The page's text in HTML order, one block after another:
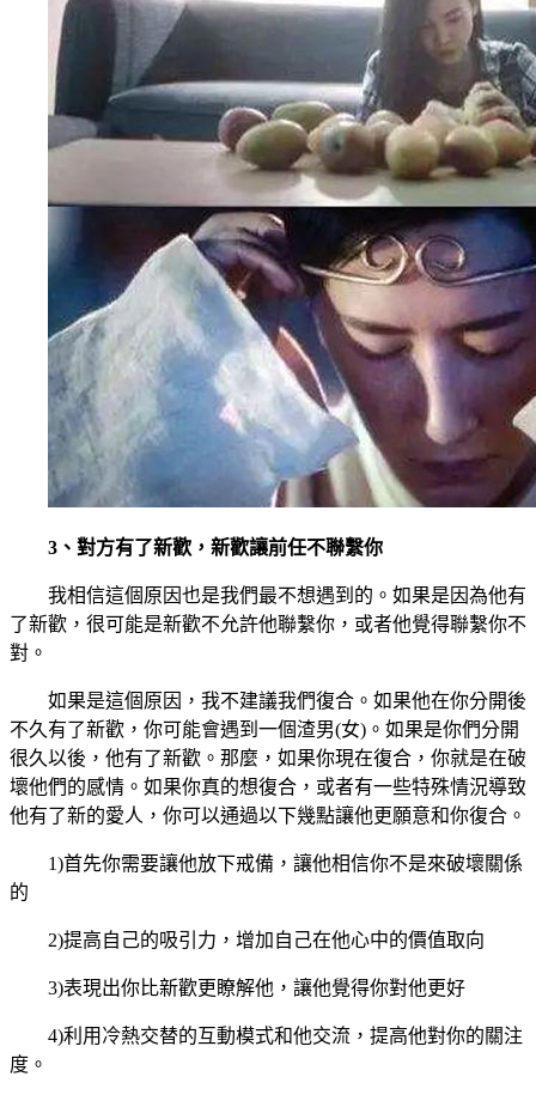
3、對方有了新歡，新歡讓前任不聯繫你
我相信這個原因也是我們最不想遇到的。如果是因為他有
了新歡，很可能是新歡不允許他聯繫你，或者他覺得聯繫你不
對。
如果是這個原因，我不建議我們復合。如果他在你分開後
不久有了新歡，你可能會遇到一個渣男(女)。如果是你們分開
很久以後，他有了新歡。那麼，如果你現在復合，你就是在破
壞他們的感情。如果你真的想復合，或者有一些特殊情況導致
他有了新的愛人，你可以通過以下幾點讓他更願意和你復合。
1)首先你需要讓他放下戒備，讓他相信你不是來破壞關係
的
2)提高自己的吸引力，增加自己在他心中的價值取向
3)表現出你比新歡更瞭解他，讓他覺得你對他更好
4)利用冷熱交替的互動模式和他交流，提高他對你的關注
度。